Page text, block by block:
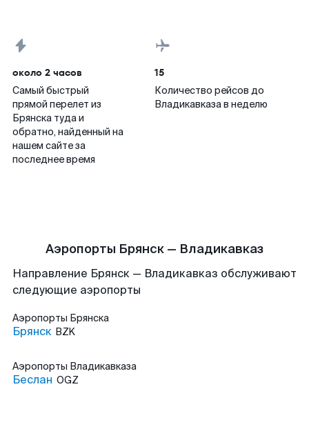
около 2 часов
Самый быстрый
прямой перелет из
Брянска туда и
обратно, найденный на
нашем сайте за
последнее время
15
Количество рейсов до
Владикавказа в неделю
Аэропорты Брянск — Владикавказ
Направление Брянск — Владикавказ обслуживают
следующие аэропорты
Аэропорты Брянска
Брянск BZK
Аэропорты Владикавказа
Беслан OGZ